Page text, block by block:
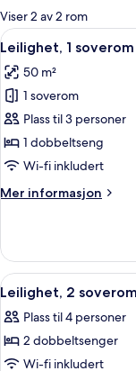
for
rom
Viser 2 av 2 rom
Åpne
alle
bildene
av
Leilighet,
1
soverom
View)
11
Leilighet, 1
50 m²
1 soverom
Plass til 3 personer
1 dobbeltseng
Wi-fi inkludert
Mer informasjon
Mer
1
soverom
(Street
View)
Åpne
alle
bildene
av
Leilighet,
13
Leilighet, 2
Plass til 4 personer
2 dobbeltsenger
Wi-fi inkludert